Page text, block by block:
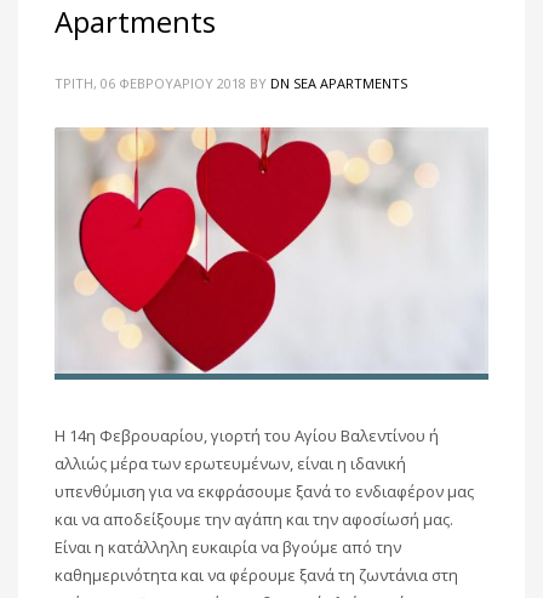
Apartments
ΤΡΊΤΗ, 06 ΦΕΒΡΟΥΑΡΊΟΥ 2018 BY DN SEA APARTMENTS
Η 14η Φεβρουαρίου, γιορτή του Αγίου Βαλεντίνου ή
αλλιώς μέρα των ερωτευμένων, είναι η ιδανική
υπενθύμιση για να εκφράσουμε ξανά το ενδιαφέρον μας
και να αποδείξουμε την αγάπη και την αφοσίωσή μας.
Είναι η κατάλληλη ευκαιρία να βγούμε από την
καθημερινότητα και να φέρουμε ξανά τη ζωντάνια στη